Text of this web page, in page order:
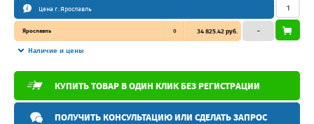
Цена г. Ярославль
Ярославль 0 34 825.42 руб.
Наличие и цены
–
КУПИТЬ ТОВАР В ОДИН КЛИК БЕЗ РЕГИСТРАЦИИ
ПОЛУЧИТЬ КОНСУЛЬТАЦИЮ ИЛИ СДЕЛАТЬ ЗАПРОС